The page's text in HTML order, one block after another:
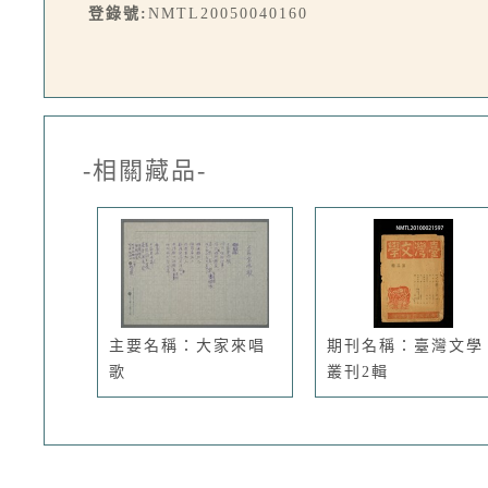
登錄號: NMTL20050040160
-相關藏品-
主要名稱：大家來唱
歌
期刊名稱：臺灣文學
叢刊2輯